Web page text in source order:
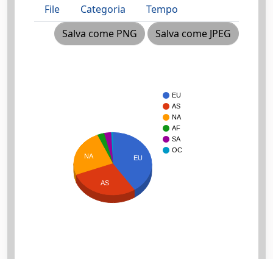
File
Categoria
Tempo
Salva come PNG
Salva come JPEG
EU
AS
NA
AF
SA
OC
EU
NA
AS